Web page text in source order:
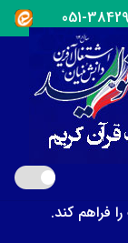
051-
کریم در سال
کریم و فرامین
تأسیس شد تا
تمام اقشاری
فراهم کند.
و وقف واقفان
سخت‌افزاری و
فراهم کند.